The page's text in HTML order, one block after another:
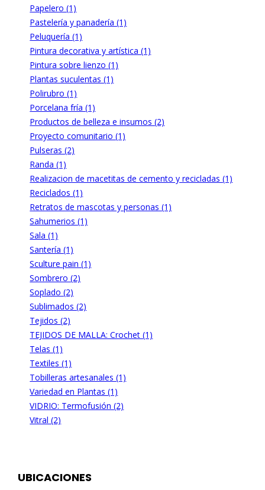
Papelero (1)
Pastelería y panadería (1)
Peluquería (1)
Pintura decorativa y artística (1)
Pintura sobre lienzo (1)
Plantas suculentas (1)
Polirubro (1)
Porcelana fría (1)
Productos de belleza e insumos (2)
Proyecto comunitario (1)
Pulseras (2)
Randa (1)
Realizacion de macetitas de cemento y recicladas (1)
Reciclados (1)
Retratos de mascotas y personas (1)
Sahumerios (1)
Sala (1)
Santería (1)
Sculture pain (1)
Sombrero (2)
Soplado (2)
Sublimados (2)
Tejidos (2)
TEJIDOS DE MALLA: Crochet (1)
Telas (1)
Textiles (1)
Tobilleras artesanales (1)
Variedad en Plantas (1)
VIDRIO: Termofusión (2)
Vitral (2)
UBICACIONES